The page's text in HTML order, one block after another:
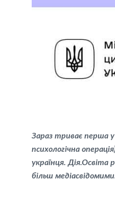
Зараз триває перша
психологічна
українця.
більш